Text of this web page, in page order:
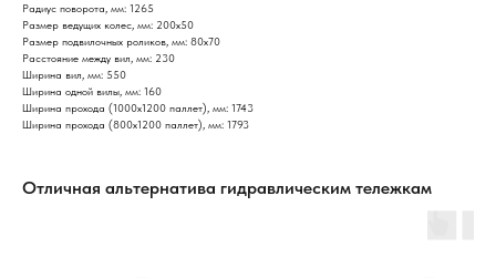
Радиус поворота, мм: 1265
Размер ведущих колес, мм: 200х50
Размер подвилочных роликов, мм: 80х70
Расстояние между вил, мм: 230
Ширина вил, мм: 550
Ширина одной вилы, мм: 160
Ширина прохода (1000х1200 паллет), мм: 1743
Ширина прохода (800х1200 паллет), мм: 1793
Отличная альтернатива гидравлическим тележкам